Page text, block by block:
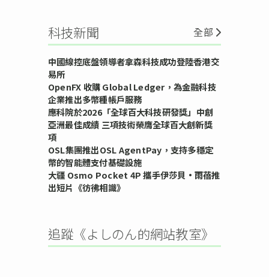
科技新聞 全部
中國線控底盤領導者拿森科技成功登陸香港交
易所
OpenFX 收購 Global Ledger，為金融科技
企業推出多幣種帳戶服務
應科院於2026「全球百大科技研發獎」中創
亞洲最佳成績 三項技術榮膺全球百大創新獎
項
OSL集團推出OSL AgentPay，支持多穩定
幣的智能體支付基礎設施
大疆 Osmo Pocket 4P 攜手伊莎貝•雨蓓推
出短片《彷彿相識》
追蹤《よしのん的網站教室》